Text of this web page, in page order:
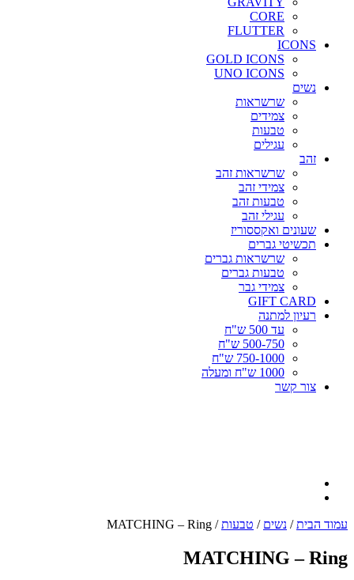
CORE
FLUTTER
ICONS
GOLD ICONS
UNO ICONS
נשים
שרשראות
צמידים
טבעות
עגילים
זהב
שרשראות זהב
צמידי זהב
טבעות זהב
עגילי זהב
שעונים ואקססוריז
תכשיטי גברים
שרשראות גברים
טבעות גברים
צמידי גבר
GIFT CARD
רעיון למתנה
עד 500 ש"ח
500-750 ש"ח
750-1000 ש"ח
1000 ש"ח ומעלה
צור קשר
עמוד הבית/ נשים / טבעות/ MATCHING – Ring
MATCHING – Ring